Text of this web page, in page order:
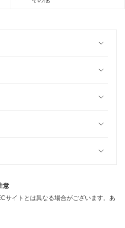
意
サイトとは異なる場合がございます。あ